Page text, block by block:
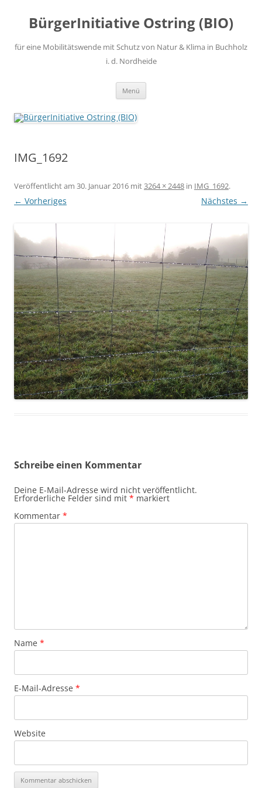
springen
BürgerInitiative Ostring (BIO)
für eine Mobilitätswende mit Schutz von Natur & Klima in Buchholz
i. d. Nordheide
Menü
IMG_1692
Veröffentlicht am 30. Januar 2016 mit3264 × 2448 in IMG_1692.
← Vorheriges Nächstes →
Schreibe einen Kommentar
Deine E-Mail-Adresse wird nicht veröffentlicht.
Erforderliche Felder sind mit * markiert
Kommentar *
Name *
E-Mail-Adresse *
Website